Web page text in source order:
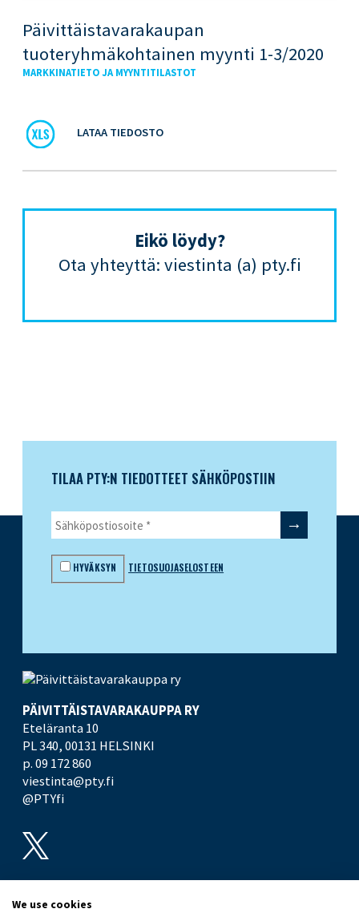
Päivittäistavarakaupan
tuoteryhmäkohtainen myynti 1-3/2020
MARKKINATIETO JA MYYNTITILASTOT
LATAA TIEDOSTO
Eikö löydy?
Ota yhteyttä: viestinta (a) pty.fi
TILAA PTY:N TIEDOTTEET SÄHKÖPOSTIIN
HYVÄKSYN TIETOSUOJASELOSTEEN
PÄIVITTÄISTAVARA­KAUPPA RY
Eteläranta 10
PL 340,00131 HELSINKI
p. 09 172 860
viestinta@pty.fi
@PTYfi
We use cookies